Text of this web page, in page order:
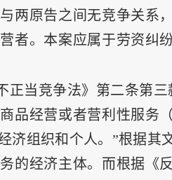
两原告之间无竞争关系
者。本案应属于劳资纠
正当竞争法》第二条第
品经营或者营利性服务
济组织和个人。”根据其
的经济主体。而根据《